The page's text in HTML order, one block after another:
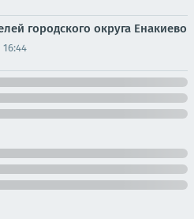
городского округа Енакиево
16:44